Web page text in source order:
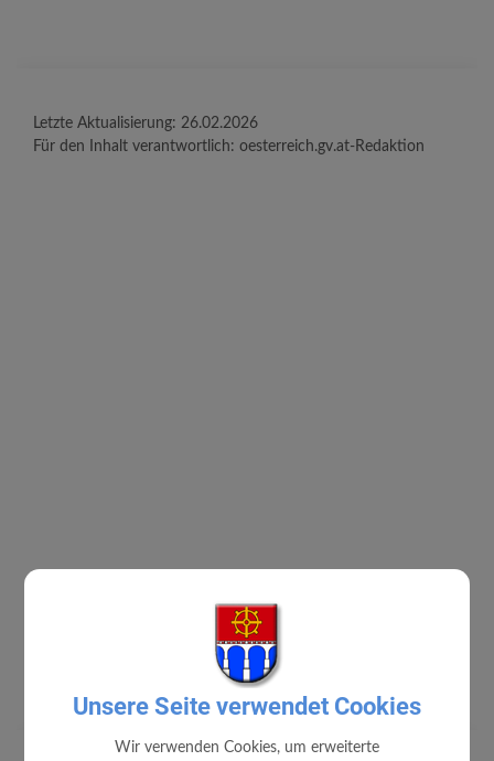
Letzte Aktualisierung: 26.02.2026
Für den Inhalt verantwortlich: oesterreich.gv.at-Redaktion
Unsere Seite verwendet Cookies
Wir verwenden Cookies, um erweiterte